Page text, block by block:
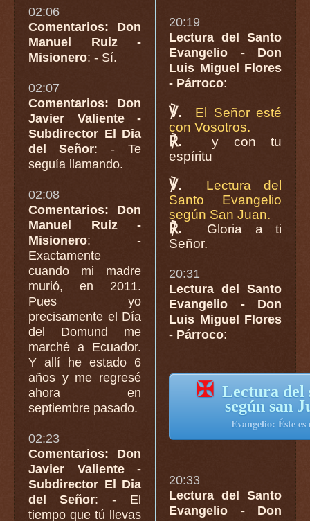
02:06
Comentarios: Don
Manuel Ruiz -
Misionero: - Sí.
02:07
Comentarios: Don
Javier Valiente -
Subdirector El Dia
del Señor: - Te
seguía llamando.
02:08
Comentarios: Don
Manuel Ruiz -
Misionero: -
Exactamente
cuando mi madre
murió, en 2011.
Pues yo
precisamente el Día
del Domund me
marché a Ecuador.
Y allí he estado 6
años y me regresé
ahora en
septiembre pasado.
02:23
Comentarios: Don
Javier Valiente -
Subdirector El Dia
del Señor: - El
tiempo que tú llevas
20:19
Lectura del Santo
Evangelio - Don
Luis Miguel Flores
- Párroco:
℣.
El Señor esté
con Vosotros.
℟.
y con tu
espíritu
℣.
Lectura del
Santo Evangelio
según San Juan.
℟.
Gloria a ti
Señor.
20:31
Lectura del Santo
Evangelio - Don
Luis Miguel Flores
- Párroco:
✠Lectura del
según san
Evangelio: Éste
20:33
Lectura del Santo
Evangelio - Don